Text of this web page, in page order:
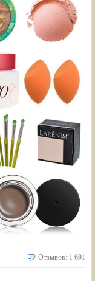
Отзывов: 1 691